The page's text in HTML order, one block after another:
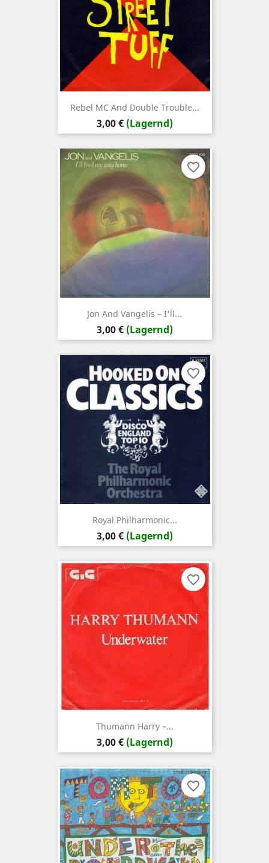
Rebel MC And Double Trouble...
Preis
3,00 € (Lagernd)
Jon And Vangelis ‎– I'll...
Preis
3,00 € (Lagernd)
favorite_border
Royal Philharmonic...
Preis
3,00 € (Lagernd)
favorite_border
Thumann ‎Harry –...
Preis
3,00 € (Lagernd)
favorite_border
favorite_border